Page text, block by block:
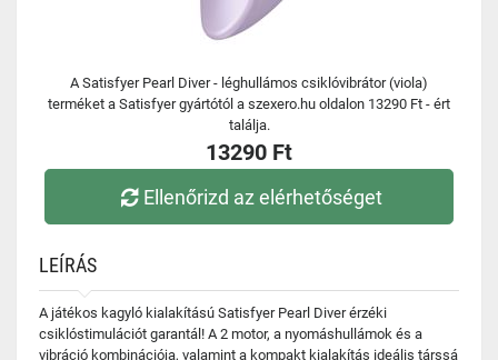
A Satisfyer Pearl Diver - léghullámos csiklóvibrátor (viola)
terméket a Satisfyer gyártótól a szexero.hu oldalon 13290 Ft - ért
találja.
13290 Ft
Ellenőrizd az elérhetőséget
LEÍRÁS
A játékos kagyló kialakítású Satisfyer Pearl Diver érzéki
csiklóstimulációt garantál! A 2 motor, a nyomáshullámok és a
vibráció kombinációja, valamint a kompakt kialakítás ideális társsá